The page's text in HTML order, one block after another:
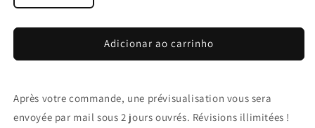
Adicionar ao carrinho
Après votre commande, une prévisualisation vous sera
envoyée par mail sous 2 jours ouvrés. Révisions illimitées !